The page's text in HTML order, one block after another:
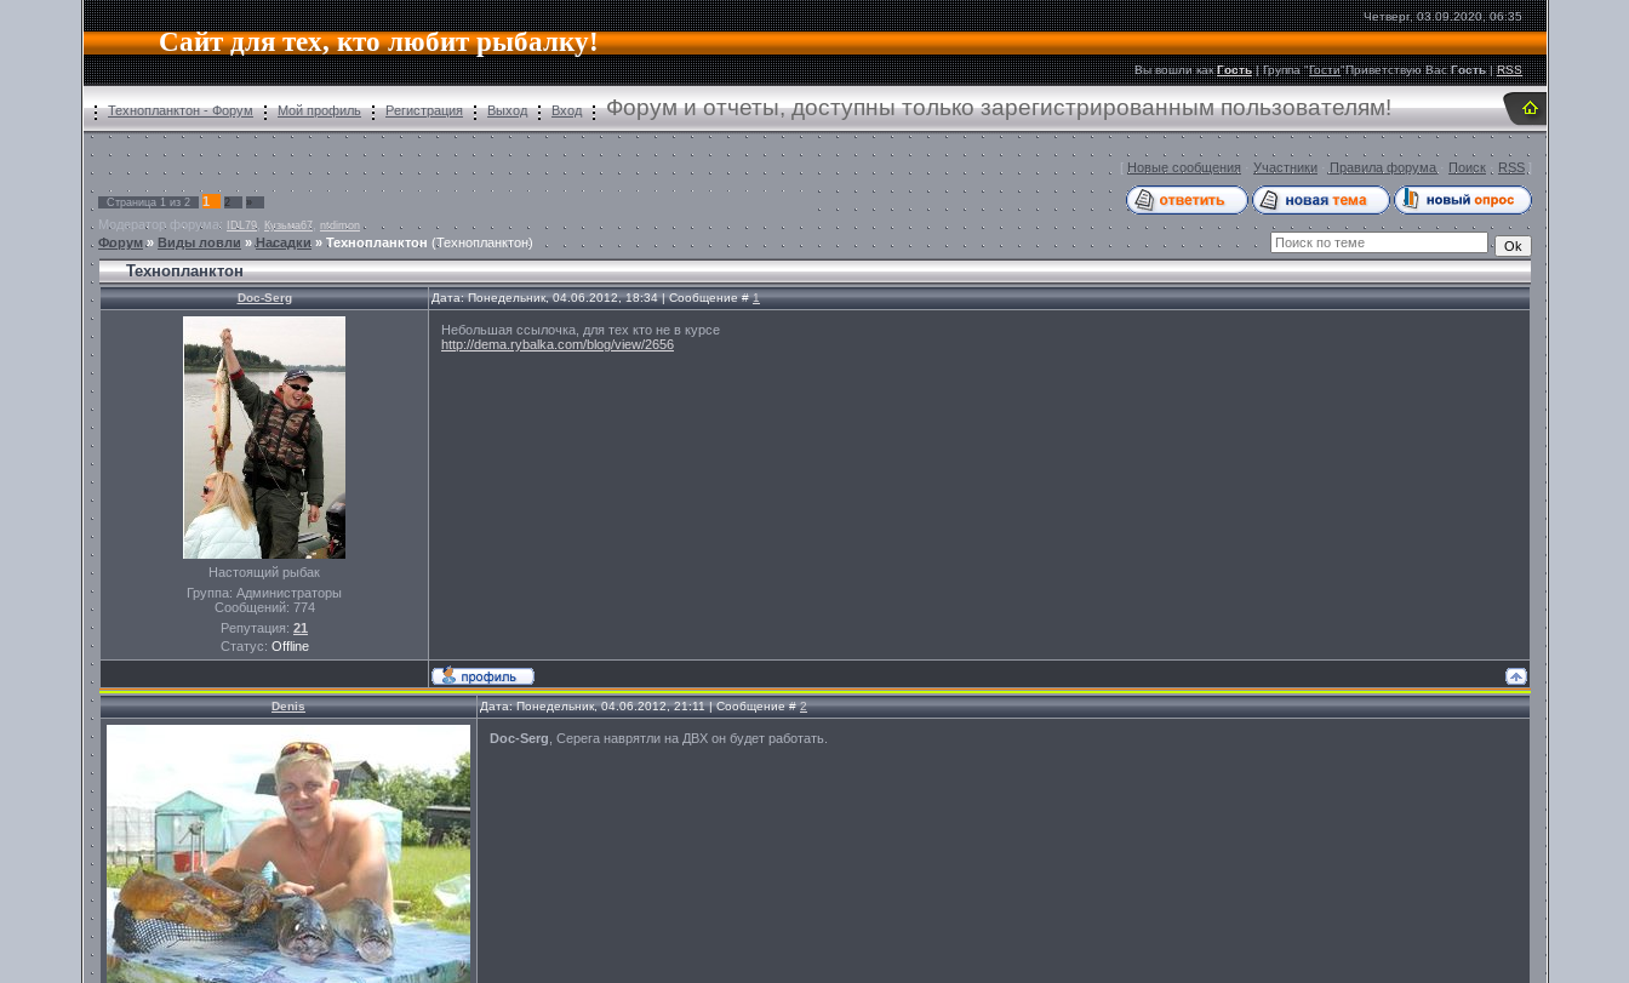
Сайт для тех, кто любит рыбалку!
Четверг, 03.09.2020, 06:35
Вы вошли как Гость|Группа"Гости"Приветствую Вас Гость |RSS
Технопланктон - Форум Мой профиль Регистрация Выход Вход Форум и отчеты, доступны только зарегистрированным пользователям!
[ Новые сообщения Участники Правила форума Поиск RSS ]
Страница 1 из 2 1 2 »
Модератор форума: IDL79 Кузьма67 ntdimon
Форум» Виды ловли »Насадки » Технопланктон (Технопланктон)
Технопланктон
Doc-Serg Дата: Понедельник, 04.06.2012, 18:34 | Сообщение #1
Настоящий рыбак
Группа: Администраторы
Сообщений: 774
Репутация: 21
Статус: Offline
Небольшая ссылочка, для тех кто не в курсе
http://dema.rybalka.com/blog/view/2656
Denis Дата: Понедельник, 04.06.2012, 21:11 | Сообщение #2
Doc-Serg , Серега наврятли на ДВХ он будет работать.